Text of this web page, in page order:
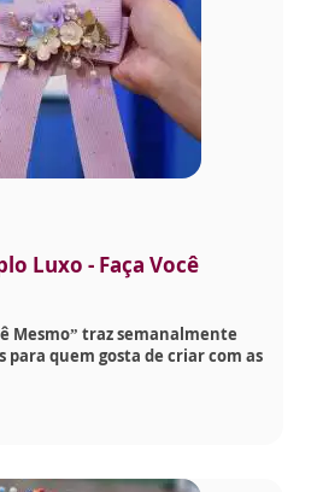
Luxo - Faça Você
Mesmo” traz semanalmente
para quem gosta de criar com as